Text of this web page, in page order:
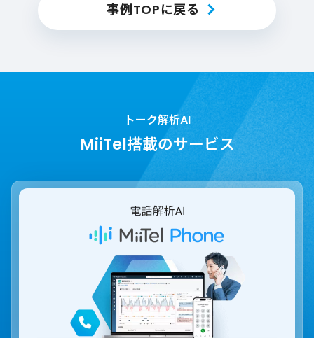
事例TOPに戻る
トーク解析AI
MiiTel搭載のサービス